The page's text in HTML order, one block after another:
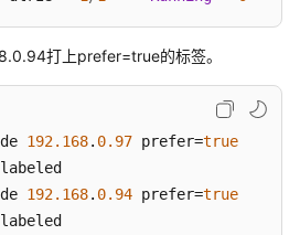
打上prefer=true的标签。
192.168. 0.97 prefer=true
192.168. 0.94 prefer=true
labeled